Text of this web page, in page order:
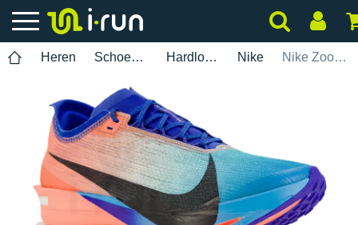
Heren Schoenen Hardlopen Nike Nike ZoomX Streakfly 2